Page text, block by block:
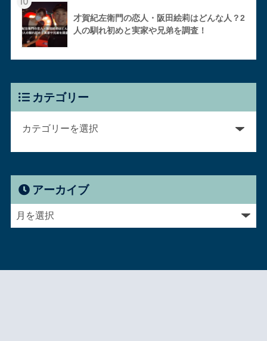
才賀紀左衛門の恋人・阪田絵莉はどんな人？2
人の馴れ初めと実家や兄弟を調査！
カテゴリー
アーカイブ